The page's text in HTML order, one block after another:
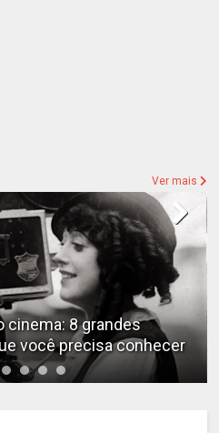
Ver mais
cinema: 8 grandes
você precisa conhecer